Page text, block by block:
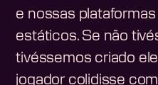
e nossas
estáticos. Se não
tivéssemos criado
jogador colidisse